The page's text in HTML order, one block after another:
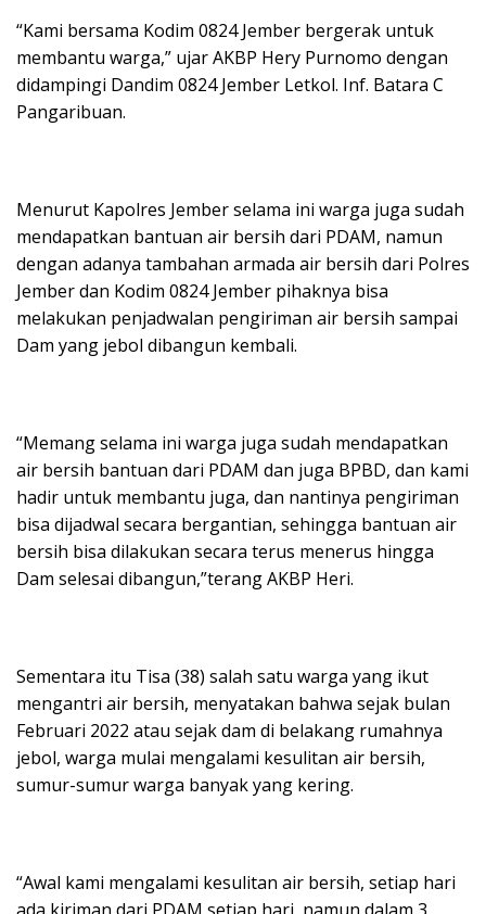
“Kami bersama Kodim 0824 Jember bergerak untuk
membantu warga,” ujar AKBP Hery Purnomo dengan
didampingi Dandim 0824 Jember Letkol. Inf. Batara C
Pangaribuan.
Menurut Kapolres Jember selama ini warga juga sudah
mendapatkan bantuan air bersih dari PDAM, namun
dengan adanya tambahan armada air bersih dari Polres
Jember dan Kodim 0824 Jember pihaknya bisa
melakukan penjadwalan pengiriman air bersih sampai
Dam yang jebol dibangun kembali.
“Memang selama ini warga juga sudah mendapatkan
air bersih bantuan dari PDAM dan juga BPBD, dan kami
hadir untuk membantu juga, dan nantinya pengiriman
bisa dijadwal secara bergantian, sehingga bantuan air
bersih bisa dilakukan secara terus menerus hingga
Dam selesai dibangun,”terang AKBP Heri.
Sementara itu Tisa (38) salah satu warga yang ikut
mengantri air bersih, menyatakan bahwa sejak bulan
Februari 2022 atau sejak dam di belakang rumahnya
jebol, warga mulai mengalami kesulitan air bersih,
sumur-sumur warga banyak yang kering.
“Awal kami mengalami kesulitan air bersih, setiap hari